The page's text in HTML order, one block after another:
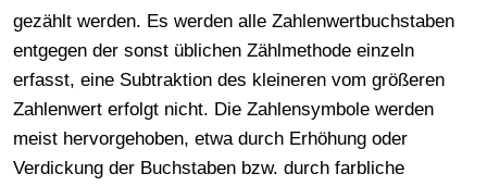
gezählt werden. Es werden alle Zahlenwertbuchstaben
entgegen der sonst üblichen Zählmethode einzeln
erfasst, eine Subtraktion des kleineren vom größeren
Zahlenwert erfolgt nicht. Die Zahlensymbole werden
meist hervorgehoben, etwa durch Erhöhung oder
Verdickung der Buchstaben bzw. durch farbliche